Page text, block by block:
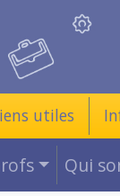
utiles
Qui